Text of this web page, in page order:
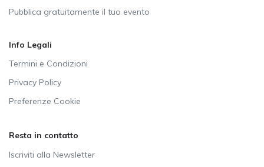
Pubblica gratuitamente il tuo evento
Info Legali
Termini e Condizioni
Privacy Policy
Preferenze Cookie
Resta in contatto
Iscriviti alla Newsletter